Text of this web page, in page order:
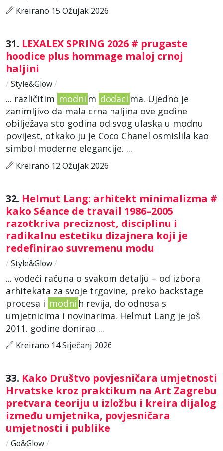
Kreirano 15 Ožujak 2026
31. LEXALEX SPRING 2026 # prugaste
hoodice plus hommage maloj crnoj
haljini
/ Style&Glow/
... različitim modni m dodaci ma. Ujedno je
zanimljivo da mala crna haljina ove godine
obilježava sto godina od svog ulaska u modnu
povijest, otkako ju je Coco Chanel osmislila kao
simbol moderne elegancije. ...
Kreirano 12 Ožujak 2026
32. Helmut Lang: arhitekt minimalizma #
kako Séance de travail 1986–2005
razotkriva preciznost, disciplinu i
radikalnu estetiku dizajnera koji je
redefinirao suvremenu modu
/ Style&Glow/
... vodeći računa o svakom detalju – od izbora
arhitekata za svoje trgovine, preko backstage
procesa i modni h revija, do odnosa s
umjetnicima i novinarima. Helmut Lang je još
2011. godine donirao ...
Kreirano 14 Siječanj 2026
33. Kako Društvo povjesničara umjetnosti
Hrvatske kroz praktikum na Art Zagrebu
pretvara teoriju u izložbu i kreira dijalog
između umjetnika, povjesničara
umjetnosti i publike
/ Go&Glow/